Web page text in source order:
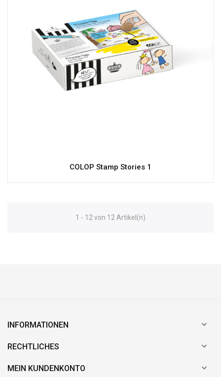
COLOP Stamp Stories 1
1 - 12 von 12 Artikel(n)
INFORMATIONEN 
RECHTLICHES 
MEIN KUNDENKONTO 